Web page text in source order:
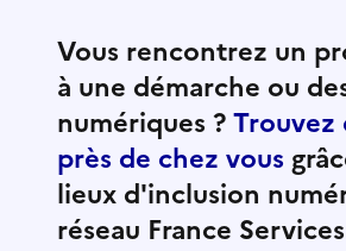
Vous rencontrez un
à une démarche ou
numériques ?Trouvez
près de chez vous
lieux d'inclusion
réseau France Services